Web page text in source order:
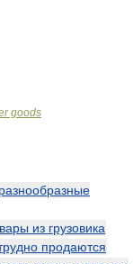
goods
из грузовика
продаются